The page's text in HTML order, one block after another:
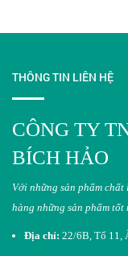
THÔNG TIN LIÊN HỆ
CÔNG TY
BÍCH HẢO
Với những sản phẩm chất
hàng những sản phẩm tốt
Địa chỉ: 22/6B, Tổ 11,